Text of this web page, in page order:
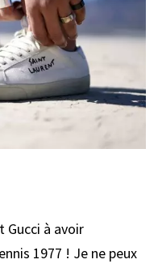
Gucci à avoir
1977 ! Je ne peux